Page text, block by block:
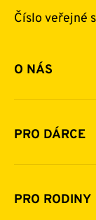
Číslo veřejné
O NÁS
Základní
Historie a
Financování
Pomoc v číslech
PRO DÁRCE
Jak pomáhat
Daňová
PRO RODINY